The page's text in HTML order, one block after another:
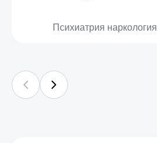
Психиатрия